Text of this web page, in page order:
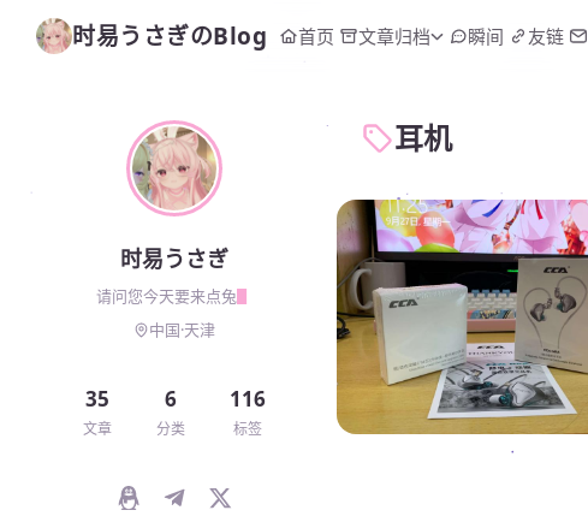
时易うさぎのBlog 首页 文章归档 瞬间 友链
时易うさぎ
请问您今天要来点兔头吗
中国·天津
35
文章
6
分类
116
标签
耳机